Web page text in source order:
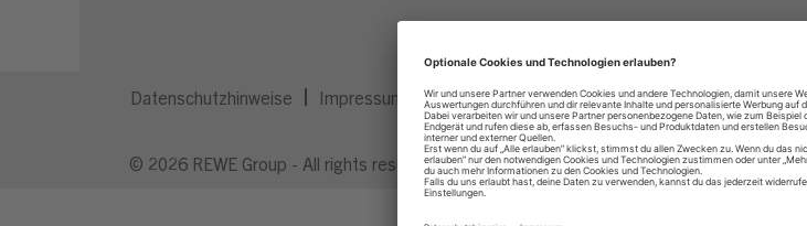
Datenschutzhinweise Impressum Privatsphäre-Einstellungen
© 2026 REWE Group - All rights reserved